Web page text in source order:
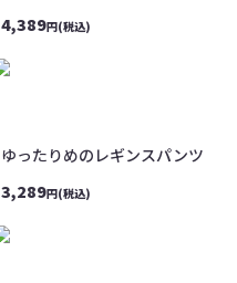
4,389円(税込)
ゆったりめのレギンスパンツ
3,289円(税込)